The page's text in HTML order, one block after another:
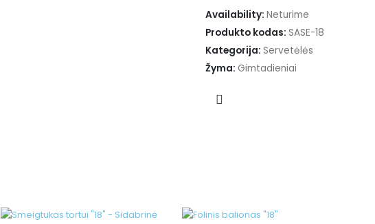
Availability: Neturime
Produkto kodas: SASE-18
Kategorija: Servetėlės
Žyma: Gimtadieniai